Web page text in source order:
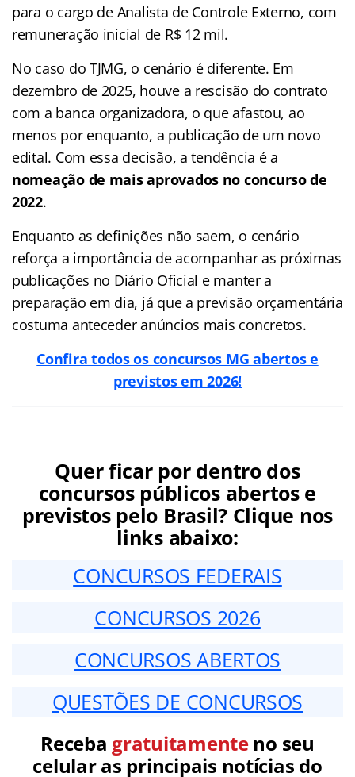
para o cargo de Analista de Controle Externo, com
remuneração inicial de R$ 12 mil.
No caso do TJMG, o cenário é diferente. Em
dezembro de 2025, houve a rescisão do contrato
com a banca organizadora, o que afastou, ao
menos por enquanto, a publicação de um novo
edital. Com essa decisão, a tendência é a
nomeação de mais aprovados no concurso de
2022.
Enquanto as definições não saem, o cenário
reforça a importância de acompanhar as próximas
publicações no Diário Oficial e manter a
preparação em dia, já que a previsão orçamentária
costuma anteceder anúncios mais concretos.
Confira todos os concursos MG abertos e
previstos em 2026!
Quer ficar por dentro dos
concursos públicos abertos e
previstos pelo Brasil? Clique nos
links abaixo:
CONCURSOS FEDERAIS
CONCURSOS 2026
CONCURSOS ABERTOS
QUESTÕES DE CONCURSOS
Receba gratuitamenteno seu
celular as principais notícias do